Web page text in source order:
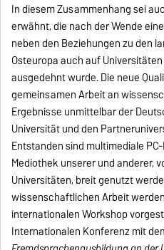
In diesem Zusammenhang sei
erwähnt, die nach der Wende
neben den Beziehungen zu den
Osteuropa auch auf
ausgedehnt wurde. Die neue
gemeinsamen Arbeit an
Ergebnisse unmittelbar der
Universität und den
Entstanden sind multimediale
Mediothek unserer und anderer,
Universitäten, breit genutzt
wissenschaftlichen Arbeit
internationalen Workshop
Internationalen Konferenz mit